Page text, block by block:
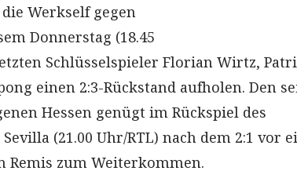
Werkself gegen
Donnerstag (18.45
Schlüsselspieler Florian Wirtz,
einen 2:3-Rückstand aufholen. Den
Hessen genügt im Rückspiel des
(21.00 Uhr/RTL) nach dem 2:1 vor
Remis zum Weiterkommen.